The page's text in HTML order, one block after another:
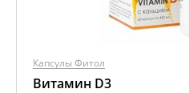
Капсулы Фитол
Витамин D3